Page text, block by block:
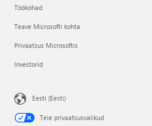
Töökohad
Teave Microsofti kohta
Privaatsus Microsoftis
Investorid
Eesti (Eesti)
Teie privaatsusvalikud